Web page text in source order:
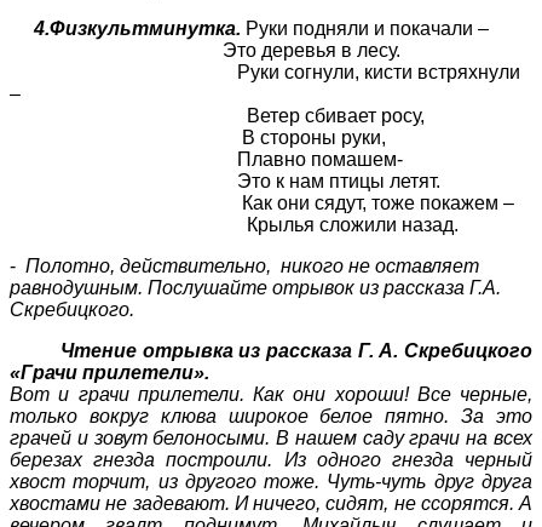
4.Физкультминутка. Руки подняли и покачали –
Это деревья в лесу.
Руки согнули, кисти встряхнули
–
Ветер сбивает росу,
В стороны руки,
Плавно помашем-
Это к нам птицы летят.
Как они сядут, тоже покажем –
Крылья сложили назад.
- Полотно, действительно, никого не оставляет
равнодушным. Послушайте отрывок из рассказа Г.А.
Скребицкого.
Чтение отрывка из рассказа Г. А. Скребицкого
«Грачи прилетели».
Вот и грачи прилетели. Как они хороши! Все черные,
только вокруг клюва широкое белое пятно. За это
грачей и зовут белоносыми. В нашем саду грачи на всех
березах гнезда построили. Из одного гнезда черный
хвост торчит, из другого тоже. Чуть-чуть друг друга
хвостами не задевают. И ничего, сидят, не ссорятся. А